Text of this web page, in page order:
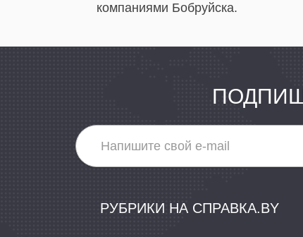
компаниями Бобруйска.
РУБРИКИ НА СПРАВКА.BY